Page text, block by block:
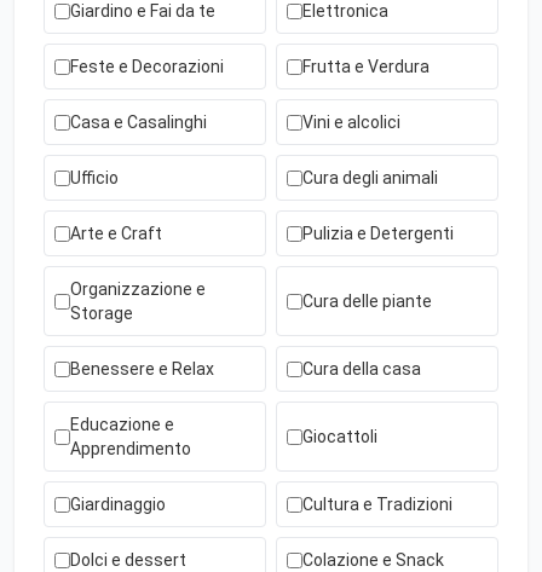
Giardino e Fai da te Elettronica
Feste e Decorazioni Frutta e Verdura
Casa e Casalinghi Vini e alcolici
Ufficio Cura degli animali
Arte e Craft Pulizia e Detergenti
Organizzazione e
Storage
Cura delle piante
Benessere e Relax Cura della casa
Educazione e
Apprendimento
Giocattoli
Giardinaggio Cultura e Tradizioni
Dolci e dessert Colazione e Snack